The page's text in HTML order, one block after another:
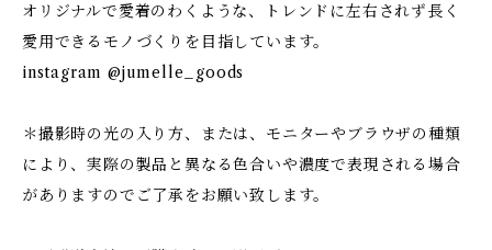
オリジナルで愛着のわくような、トレンドに左右されず長く
愛用できるモノづくりを目指しています。
instagram @jumelle_goods
＊撮影時の光の入り方、または、モニターやブラウザの種類
により、実際の製品と異なる色合いや濃度で表現される場合
がありますのでご了承をお願い致します。